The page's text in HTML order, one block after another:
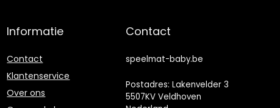
Informatie
Contact
Klantenservice
Over ons
Contact
speelmat-baby.be
Postadres: Lakenvelder 3
5507KV Veldhoven